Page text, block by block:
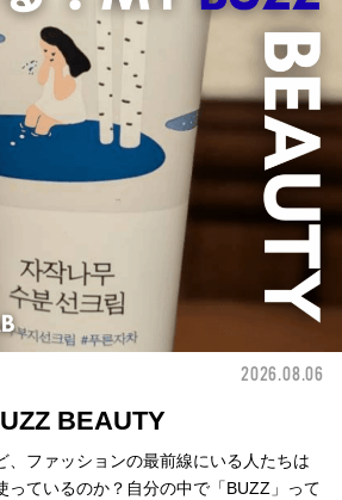
2026.08.06
BEAUTY
、ファッションの最前線にいる人たちは
っているのか？自分の中で「BUZZ」って